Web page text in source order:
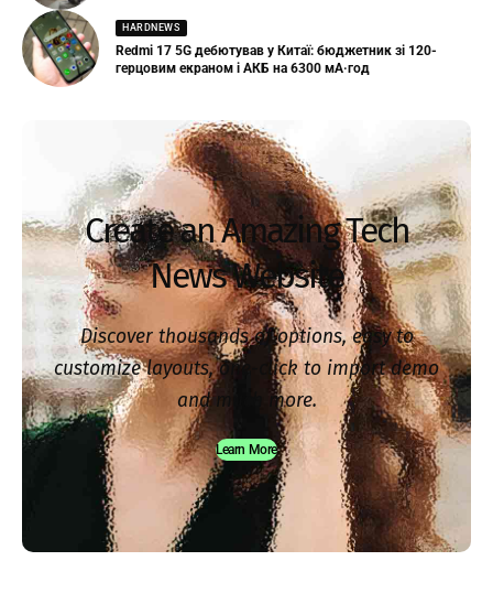
HARDNEWS
Redmi 17 5G дебютував у Китаї: бюджетник зі 120-
герцовим екраном і АКБ на 6300 мА·год
Create an Amazing Tech
News Website
Discover thousands of options, easy to
customize layouts, one-click to import demo
and much more.
Learn More